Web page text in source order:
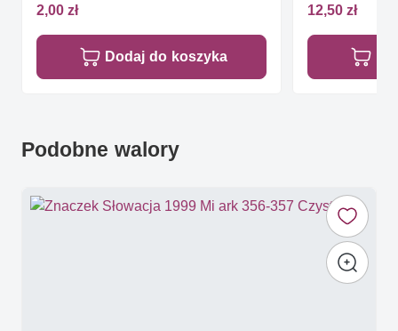
2,00 zł
Dodaj do koszyka
12,50 zł
Podobne walory